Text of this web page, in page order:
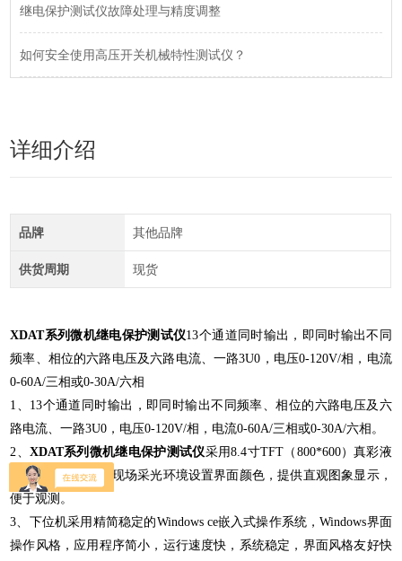
继电保护测试仪故障处理与精度调整
如何安全使用高压开关机械特性测试仪？
详细介绍
品牌 其他品牌
供货周期 现货
XDAT系列微机继电保护测试仪13个通道同时输出，即同时输出不同
频率、相位的六路电压及六路电流、一路3U0，电压0-120V/相，电流
0-60A/三相或0-30A/六相
1、13个通道同时输出，即同时输出不同频率、相位的六路电压及六
路电流、一路3U0，电压0-120V/相，电流0-60A/三相或0-30A/六相。
2、 XDAT系列微机继电保护测试仪采用8.4寸TFT（800*600）真彩液
晶显示屏，可依据现场采光环境设置界面颜色，提供直观图象显示，
便于观测。
3、下位机采用精简稳定的Windows ce嵌入式操作系统，Windows界面
操作风格，应用程序简小，运行速度快，系统稳定，界面风格友好快